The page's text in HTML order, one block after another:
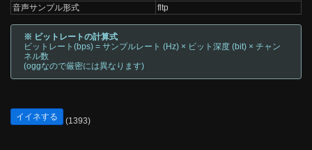
音声サンプル形式
fltp
※ ビットレートの計算式
ビットレート(bps) = サンプルレート (Hz) × ビット深度 (bit) × チャン
ネル数
(oggなので厳密には異なります)
イイネする (1393)